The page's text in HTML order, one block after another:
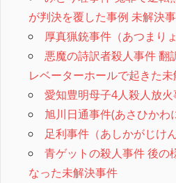
が判決を覆した事例 未解決
厚真猟銃事件（あつまり
悪魔の詩訳者殺人事件 翻
レベーターホールで起きた
愛知豊明母子4人殺人放
旭川日通事件(あさひかわ
足利事件（あしかがじけん
青ゲットの殺人事件 後の
なった未解決事件